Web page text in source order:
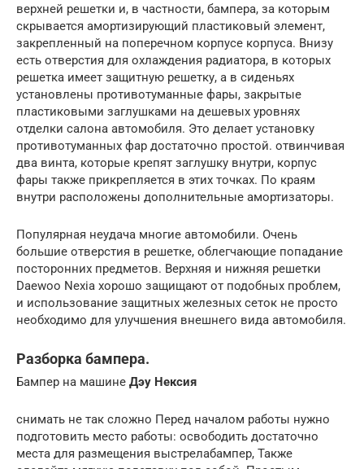
верхней решетки и, в частности, бампера, за которым
скрывается амортизирующий пластиковый элемент,
закрепленный на поперечном корпусе корпуса. Внизу
есть отверстия для охлаждения радиатора, в которых
решетка имеет защитную решетку, а в сиденьях
установлены противотуманные фары, закрытые
пластиковыми заглушками на дешевых уровнях
отделки салона автомобиля. Это делает установку
противотуманных фар достаточно простой. отвинчивая
два винта, которые крепят заглушку внутри, корпус
фары также прикрепляется в этих точках. По краям
внутри расположены дополнительные амортизаторы.
Популярная неудача многие автомобили. Очень
большие отверстия в решетке, облегчающие попадание
посторонних предметов. Верхняя и нижняя решетки
Daewoo Nexia хорошо защищают от подобных проблем,
и использование защитных железных сеток не просто
необходимо для улучшения внешнего вида автомобиля.
Разборка бампера.
Бампер на машине Дэу Нексия
снимать не так сложно Перед началом работы нужно
подготовить место работы: освободить достаточно
места для размещения выстрелабампер, Также